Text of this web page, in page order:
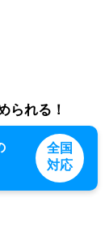
られる！
全国
対応